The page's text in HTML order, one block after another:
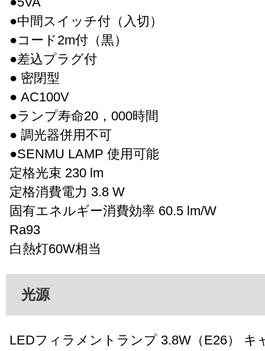
●中間スイッチ付（入切）
●コード2m付（黒）
●差込プラグ付
● 密閉型
● AC100V
●ランプ寿命20，000時間
● 調光器併用不可
●SENMU LAMP 使用可能
定格光束 230 lm
定格消費電力 3.8 W
固有エネルギー消費効率 60.5 lm/W
Ra93
白熱灯60W相当
光源
LEDフィラメントランプ 3.8W（E26） キ